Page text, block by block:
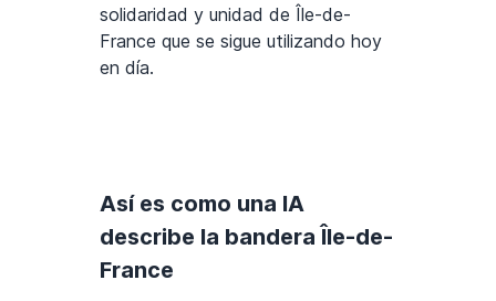
solidaridad y unidad de Île-de-
France que se sigue utilizando hoy
en día.
Así es como una IA
describe la bandera Île-de-
France